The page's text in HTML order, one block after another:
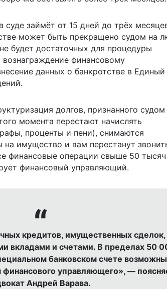
суде займёт от 15 дней до трёх
может быть прекращено судом на
будет достаточных для процедуры
вознаграждение финансовому
данных о банкротстве в Единый
долгов, признанного судом
момента перестают начислять
проценты и пени), снимаются
имущество и вам перестанут
финансовые операции свыше 50 тысяч
финансовый управляющий.
кредитов, имущественных сделок,
вкладами и счетами. В пределах 50
банковском счете возможны
финансового управляющего», —
Андрей Варава.